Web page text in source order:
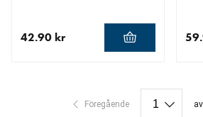
42.90 kr
Föregående